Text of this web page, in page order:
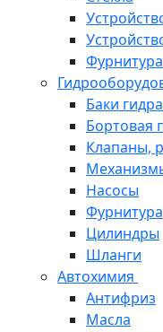
Баки
Бортовая
Клапаны,
Насосы
Фурнитура
Цилиндры
Шланги
Автохимия
Антифриз
Масла